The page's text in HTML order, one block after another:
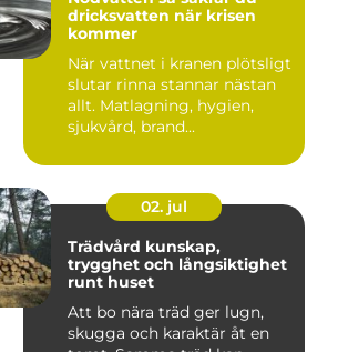
dricksvatten när krisen
kommer
När vattnet i kranen plötsligt
slutar rinna stannar nästan
allt. Matlagning, hygien,
sjukvård, brand...
02. jul
Trädvård kunskap,
trygghet och långsiktighet
runt huset
Att bo nära träd ger lugn,
skugga och karaktär åt en